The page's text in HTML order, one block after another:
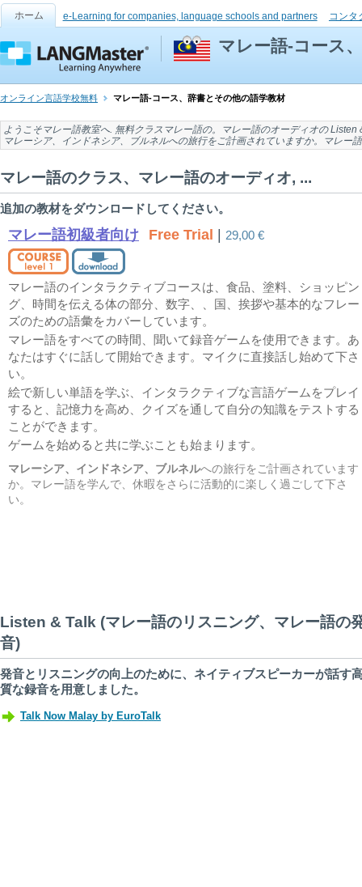
ホーム e-Learning for companies, language schools and partners コンタ
マレー語-コース
オンライン言語学校無料 マレー語-コース、辞書とその他の語学教材
ようこそマレー語教室へ. 無料クラスマレー語の。 マレー語のオーディオのListen
マレーシア、インドネシア、ブルネルへの旅行をご計画されていますか。マレー
マレー語のクラス、マレー語のオーディオ, ...
追加の教材をダウンロードしてください。
マレー語初級者向け Free Trial 29,00 €
マレー語のインタラクティブコースは、食品、塗料、ショッピン
グ、時間を伝える体の部分、数字、、国、挨拶や基本的なフレー
ズのための語彙をカバーしています。
マレー語をすべての時間、聞いて録音ゲームを使用できます。あ
なたはすぐに話して開始できます。マイクに直接話し始めて下さ
い。
絵で新しい単語を学ぶ、インタラクティブな言語ゲームをプレイ
すると、記憶力を高め、クイズを通して自分の知識をテストする
ことができます。
ゲームを始めると共に学ぶことも始まります。
マレーシア、インドネシア、ブルネルへの旅行をご計画されています
か。マレー語を学んで、休暇をさらに活動的に楽しく過ごして下さ
い。
Listen & Talk (マレー語のリスニング、マレー語の
音)
発音とリスニングの向上のために、ネイティブスピーカーが話す
質な録音を用意しました。